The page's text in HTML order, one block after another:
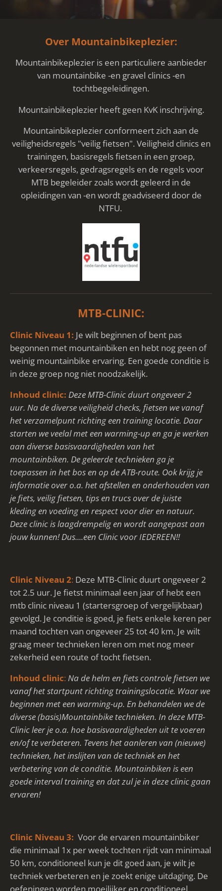
Over Mountainbikeplezier:
Mountainbikeplezier is een particuliere aanbieder
van mountainbike -en gravel clinics -en
tochtbegeleidingen.
Mountainbikeplezier heeft geen KvK inschrijving.
Mountainbikeplezier conformeert zich aan de
veiligheidsregels "veilig fietsen". Veiligheid clinics en
trainingen, basisregels fietsen in een groep,
verkeersregels, gedragsregels en de regels voor
MTB begeleider zoals wordt geleerd in de
opleidingen van -en wordt geadviseerd door de
NTFU.
MTB-CLINIC:
Clinic Niveau 1: Je wilt beginnen of bent pas
begonnen met mountainbiken en hebt nog geen of
weinig mountainbike ervaring. Een goede conditie is
in deze groep nog niet noodzakelijk.
Inhoud clinic: Deze MTB-Clinic duurt ongeveer 2
uur. Na de diverse veiligheid checks, fietsen we vanaf
het verzamelpunt richting een training locatie. Daar
starten we veelal met een warming-up en ga je werken
aan diversebasisvaardigheden van het
mountainbiken. De geleerde technieken ga je
toepassen in het bos en op de ATB-route. Ook krijg je
informatie over o.a. het afstellen en onderhouden van
je fiets, veilig fietsen, tips en trucs over de juiste
kleding en voeding en respect voor dier en natuur.
Deze clinic is laagdrempelig en wordt aangepast aan
jouw kunnen! Dus....een Clinic voor IEDEREEN!!
Clinic Niveau 2: Deze MTB-Clinic duurt ongeveer 2
tot 2.5 uur. Je fietst minimaal een jaar of hebt een
mtb clinic niveau 1 (startersgroep of vergelijkbaar)
gevolgd. Je conditie is goed, je fiets enkele keren per
maand tochten van ongeveer 25 tot 40 km. Je wilt
graag meer technieken leren om met nog meer
zekerheid een route of tocht fietsen.
Inhoud clinic: Na de helm en fiets controle fietsen we
vanaf het startpunt richting trainingslocatie. Waar we
beginnen met een warming-up. En behandelen we de
diverse (basis)Mountainbike technieken. In deze MTB-
Clinic leer je o.a. hoe basisvaardigheden uit te voeren
en/of te verbeteren. Tevens het aanleren van (nieuwe)
technieken, het inslijten van de techniek en het
verbeteringvan de conditie. Mountainbiken is een
goede interval training en dat zul je in deze clinic gaan
ervaren!
Clinic Niveau 3: Voor de ervaren mountainbiker
die minimaal 1x per week tochten rijdt van minimaal
50 km, conditioneel kun je dit goed aan, je wilt je
techniek verbeteren en je zoekt enige uitdaging. De
oefeningen worden moeilijker en conditioneel